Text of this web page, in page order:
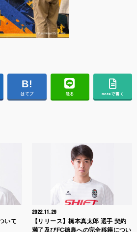
はてブ 送る noteで書く
いて
2022.11.29
【リリース】橋本真太郎 選手 契約
満了及びFC徳島への完全移籍につい